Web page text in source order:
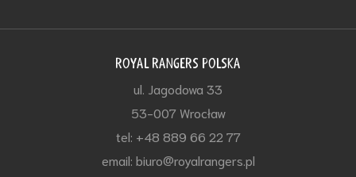
ROYAL RANGERS POLSKA
ul. Jagodowa 33
53-007 Wrocław
tel: +48 889 66 22 77
email: biuro@royalrangers.pl